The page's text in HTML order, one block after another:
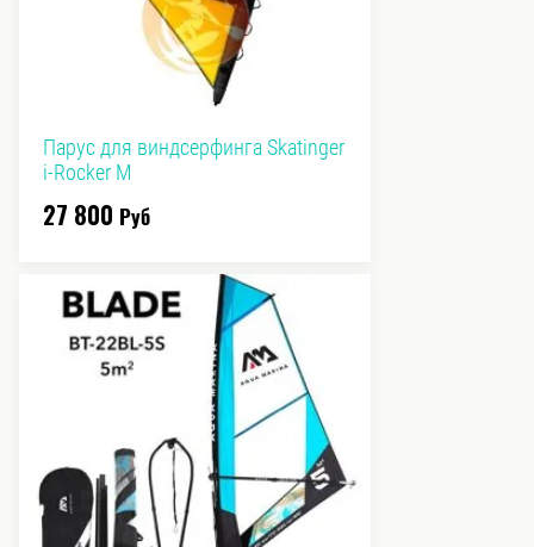
Парус для виндсерфинга Skatinger
i-Rocker М
27 800 Руб